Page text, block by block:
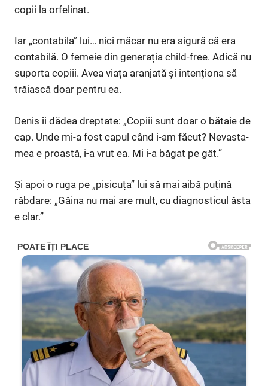
copii la orfelinat.
Iar „contabila” lui… nici măcar nu era sigură că era
contabilă. O femeie din generația child-free. Adică nu
suporta copiii. Avea viața aranjată și intenționa să
trăiască doar pentru ea.
Denis îi dădea dreptate: „Copiii sunt doar o bătaie de
cap. Unde mi-a fost capul când i-am făcut? Nevasta-
mea e proastă, i-a vrut ea. Mi i-a băgat pe gât.”
Și apoi o ruga pe „pisicuța” lui să mai aibă puțină
răbdare: „Găina nu mai are mult, cu diagnosticul ăsta
e clar.”